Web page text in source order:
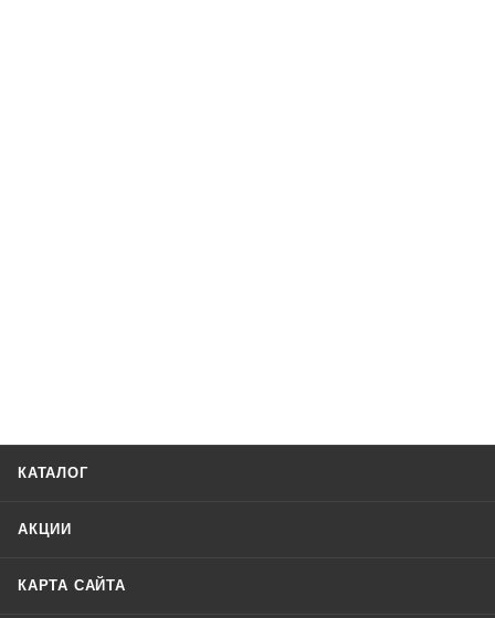
КАТАЛОГ
АКЦИИ
КАРТА САЙТА